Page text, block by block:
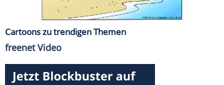
Cartoons zu trendigen Themen
freenet Video